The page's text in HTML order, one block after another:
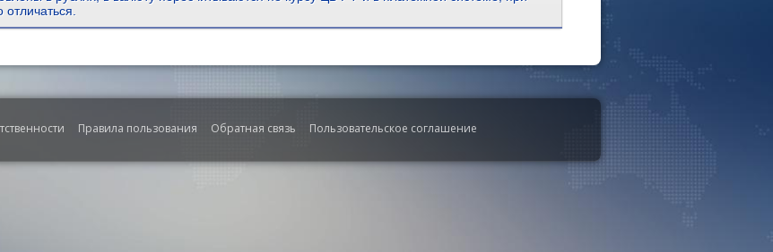
Правила пользования Обратная связь Пользовательское соглашение